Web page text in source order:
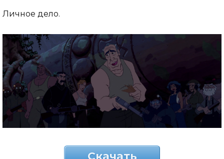
Личное дело.
Скачать